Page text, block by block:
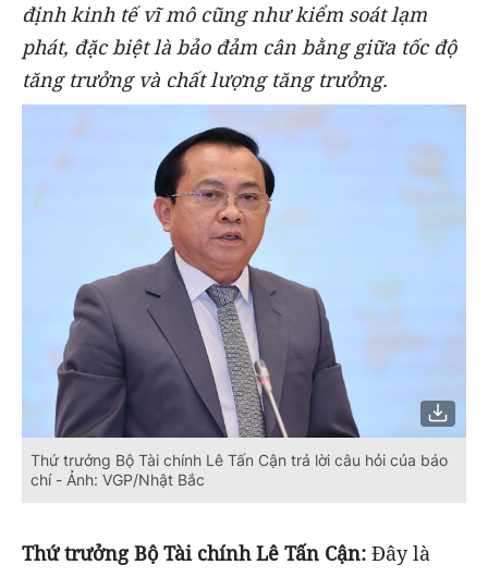
định kinh tế vĩ mô cũng như kiểm soát lạm
phát, đặc biệt là bảo đảm cân bằng giữa tốc độ
tăng trưởng và chất lượng tăng trưởng.
Thứ trưởng Bộ Tài chính Lê Tấn Cận trả lời câu hỏi của báo
chí - Ảnh: VGP/Nhật Bắc
Thứ trưởng Bộ Tài chính Lê Tấn Cận: Đây là